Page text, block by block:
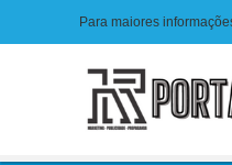
Para maiores